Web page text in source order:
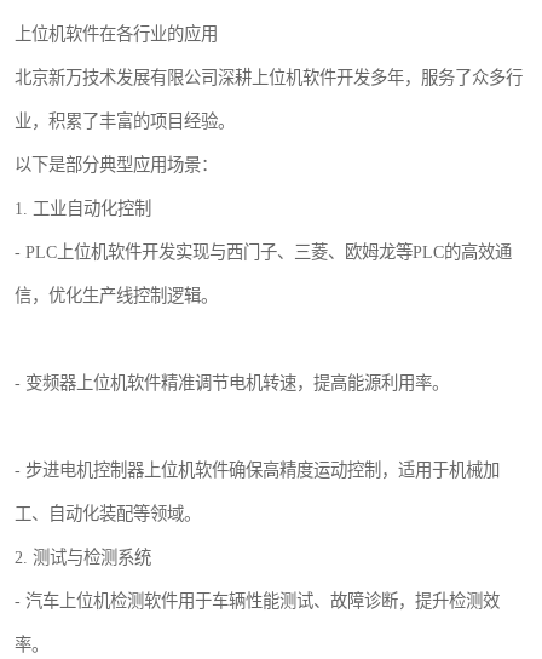
上位机软件在各行业的应用
北京新万技术发展有限公司深耕上位机软件开发多年，服务了众多行
业，积累了丰富的项目经验。
以下是部分典型应用场景：
1. 工业自动化控制
- PLC上位机软件开发实现与西门子、三菱、欧姆龙等PLC的高效通
信，优化生产线控制逻辑。
- 变频器上位机软件精准调节电机转速，提高能源利用率。
- 步进电机控制器上位机软件确保高精度运动控制，适用于机械加
工、自动化装配等领域。
2. 测试与检测系统
- 汽车上位机检测软件用于车辆性能测试、故障诊断，提升检测效
率。